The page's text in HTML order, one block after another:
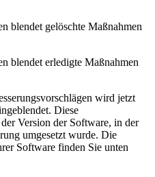
blendet gelöschte Maßnahmen
blendet erledigte Maßnahmen
wird jetzt
Diese
Version der Software, in der
umgesetzt wurde. Die
Software finden Sie unten